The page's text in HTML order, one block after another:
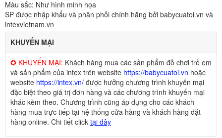
Màu sắc: Như hình minh họa
SP được nhập khẩu và phân phối chính hãng bởi babycuatoi.vn và
intexvietnam.vn
KHUYẾN MẠI
✪ KHUYẾN MẠI: Khách hàng mua các sản phẩm đồ chơi trẻ em
và sản phẩm của intex trên website https://babycuatoi.vn hoặc
website https://intex.vn/ được hưởng chương trình khuyến mại
đặc biệt theo giá trị đơn hàng và các chương trình khuyến mại
khác kèm theo. Chương trình cũng áp dụng cho các khách
hàng mua trực tiếp tại hệ thống cửa hàng và khách hàng đặt
hàng online. Chi tiết click tại đây